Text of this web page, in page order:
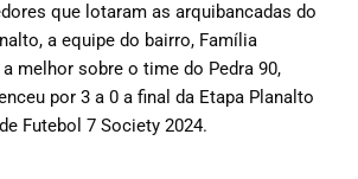
que lotaram as arquibancadas do
a equipe do bairro, Família
melhor sobre o time do Pedra 90,
por 3 a 0 a final da Etapa Planalto
Futebol 7 Society 2024.